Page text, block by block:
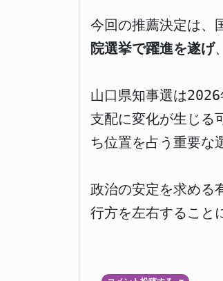
今回の推薦決定は、
院選挙で躍進を遂げ
山口県知事選は
支配に変化が生じる
ち位置を占う重要な
政治の安定を求める
行方を左右すること